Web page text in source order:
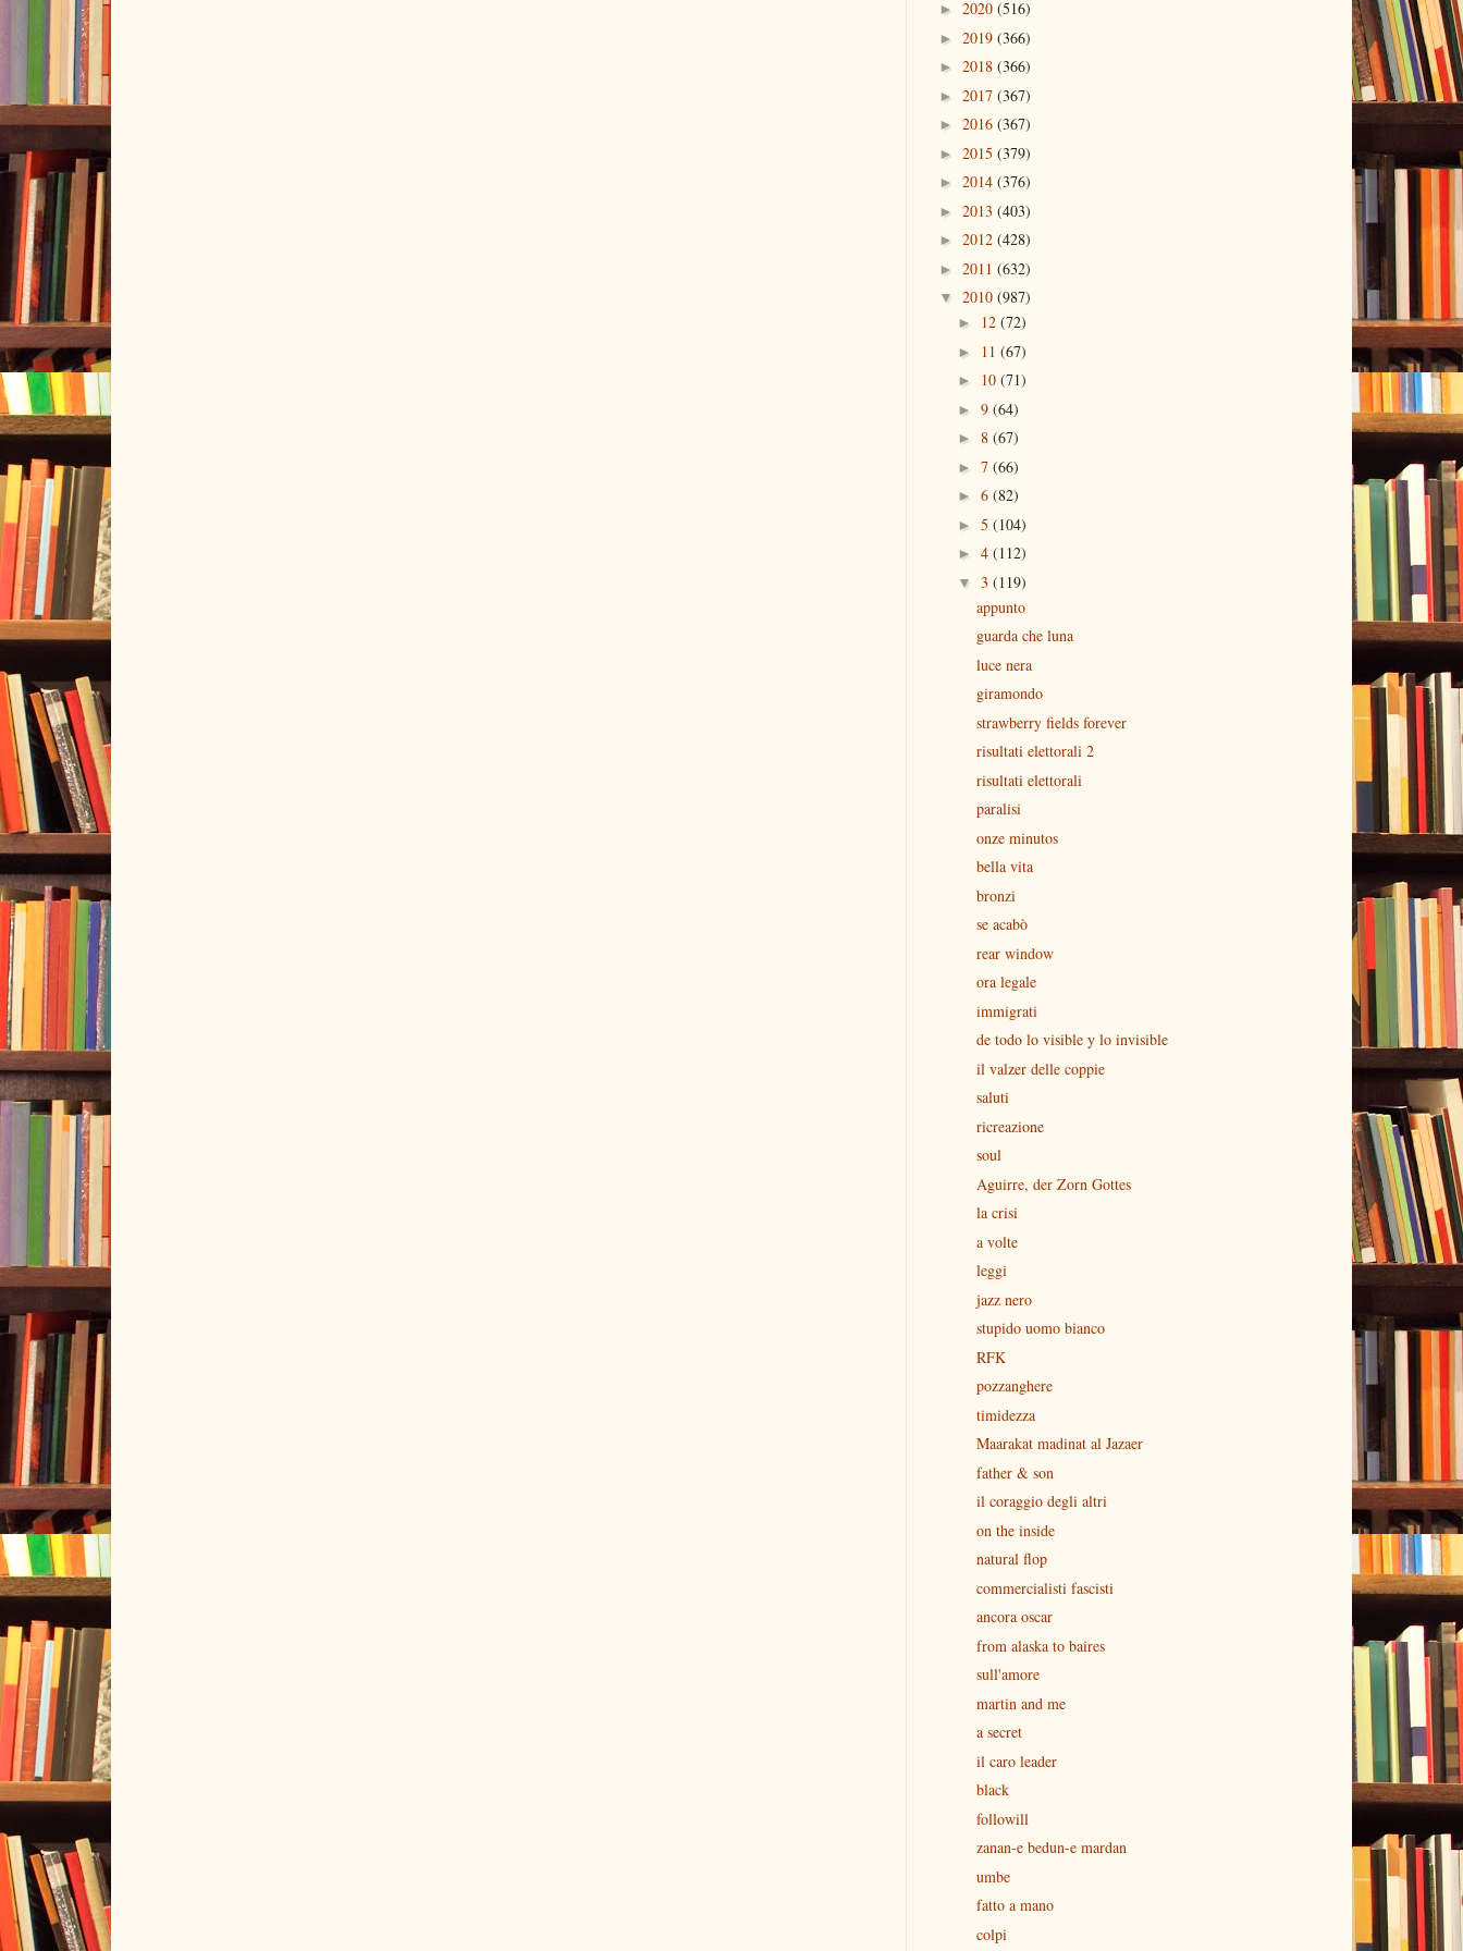
► 2020 (516)
► 2019 (366)
► 2018 (366)
► 2017 (367)
► 2016 (367)
► 2015 (379)
► 2014 (376)
► 2013 (403)
► 2012 (428)
► 2011 (632)
▼ 2010 (987)
► 12 (72)
► 11 (67)
► 10 (71)
► 9 (64)
► 8 (67)
► 7 (66)
► 6 (82)
► 5 (104)
► 4 (112)
▼ 3 (119)
appunto
guarda che luna
luce nera
giramondo
strawberry fields forever
risultati elettorali 2
risultati elettorali
paralisi
onze minutos
bella vita
bronzi
se acabò
rear window
ora legale
immigrati
de todo lo visible y lo invisible
il valzer delle coppie
saluti
ricreazione
soul
Aguirre, der Zorn Gottes
la crisi
a volte
leggi
jazz nero
stupido uomo bianco
RFK
pozzanghere
timidezza
Maarakat madinat al Jazaer
father & son
il coraggio degli altri
on the inside
natural flop
commercialisti fascisti
ancora oscar
from alaska to baires
sull'amore
martin and me
a secret
il caro leader
black
followill
zanan-e bedun-e mardan
umbe
fatto a mano
colpi